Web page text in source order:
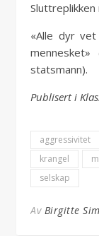
Sluttreplikken
«Alle dyr
statsmann).
Publisert i
aggressivitet
krangel
selskap
Av Birgitte